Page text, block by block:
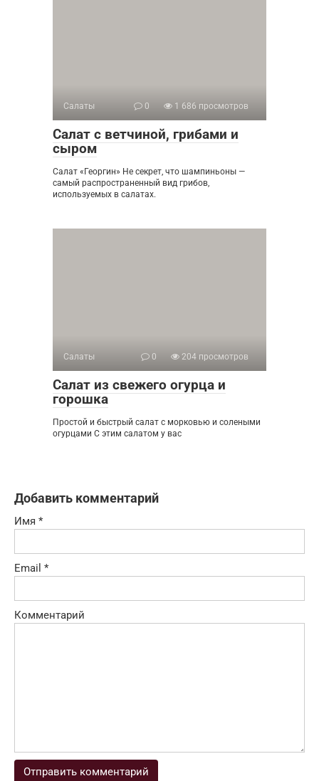
Салаты 0 1 686 просмотров
Салат с ветчиной, грибами и
сыром
Салат «Георгин» Не секрет, что шампиньоны —
самый распространенный вид грибов,
используемых в салатах.
Салаты 0 204 просмотров
Салат из свежего огурца и
горошка
Простой и быстрый салат с морковью и солеными
огурцами С этим салатом у вас
Добавить комментарий
Имя *
Email *
Комментарий